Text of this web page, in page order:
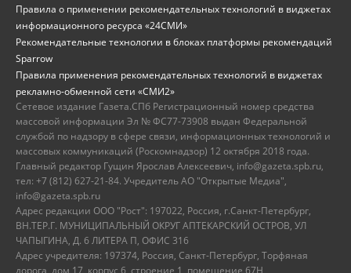
Правила о применении рекомендательных технологий в виджетах
информационного ресурса «24СМИ»
Рекомендательные технологии в блоках платформы рекомендаций
Sparrow
Правила применения рекомендательных технологий в виджетах
рекламно-обменной сети «СМИ2»
Сетевое издание Газета.СПб Регистрационный номер средства
массовой информации Эл № ФС77-73908 выдан Федеральной
службой по надзору в сфере связи, информационных технологий и
массовых коммуникаций (Роскомнадзор) 12 октября 2018 года.
Главный редактор Гущин Ярослав Алексеевич, info@gazeta.spb.ru,
тел: +7 (812) 627-21-84. Учредитель АО "Открытые Медиа",
info@gazeta.spb.ru
Адрес редакции ООО "Рост": 197022, Россия, г.Санкт-Петербург,
ВН.ТЕР.Г. МУНИЦИПАЛЬНЫЙ ОКРУГ АПТЕКАРСКИЙ ОСТРОВ, УЛ
ЧАПЫГИНА, Д. 6 ЛИТЕРА П, ОФИС 316
Адрес учредителя: 197374, Россия, Санкт-Петербург, Торфяная
дорога, дом 17, корпус 6, строение 1, помещение 67Н